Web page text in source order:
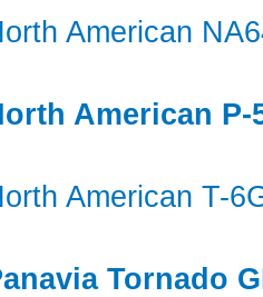
American
American P-
American T-
Tornado